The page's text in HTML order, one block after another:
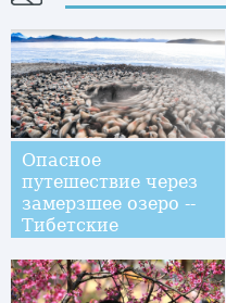
Опасное
путешествие через
замерзшее озеро --
Тибетские
перегоняют стада
на зимнее пастбище